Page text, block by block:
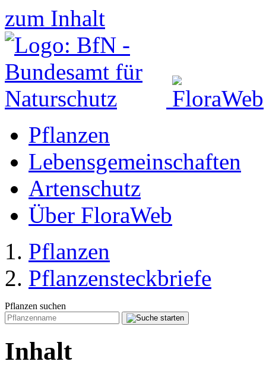
zum Inhalt
Pflanzen
Lebensgemeinschaften
Artenschutz
Über FloraWeb
Pflanzen
Pflanzensteckbriefe
Pflanzen suchen
Inhalt